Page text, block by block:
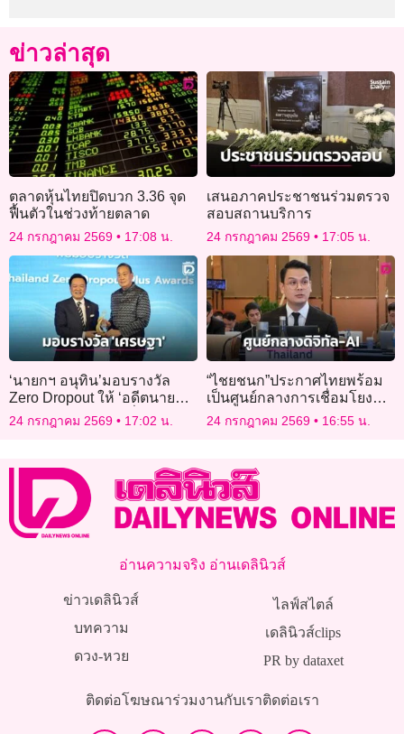
ข่าวล่าสุด
ตลาดหุ้นไทยปิดบวก 3.36 จุด
ฟื้นตัวในช่วงท้ายตลาด
24 กรกฎาคม 2569 17:08 น.
เสนอภาคประชาชนร่วมตรวจ
สอบสถานบริการ
24 กรกฎาคม 2569 17:05 น.
‘นายกฯ อนุทิน’มอบรางวัล
Zero Dropout ให้ ‘อดีตนายกฯ
เศรษฐา’ ในฐานะผู้เริ่ม
โครงการ
24 กรกฎาคม 2569 17:02 น.
“ไชยชนก”ประกาศไทยพร้อม
เป็นศูนย์กลางการเชื่อมโยง
ดิจิทัล- AI
24 กรกฎาคม 2569 16:55 น.
อ่านความจริง อ่านเดลินิวส์
ข่าวเดลินิวส์
บทความ
ดวง-หวย
ไลฟ์สไตล์
เดลินิวส์clips
PR by dataxet
ติดต่อโฆษณาร่วมงานกับเราติดต่อเรา